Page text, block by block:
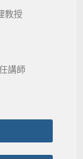
教授
講師